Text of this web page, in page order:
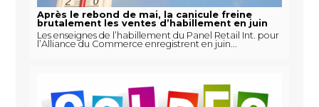
Après le rebond de mai, la canicule freine
brutalement les ventes d’habillement en juin
Les enseignes de l’habillement du Panel Retail Int. pour
l’Alliance du Commerce enregistrent en juin...